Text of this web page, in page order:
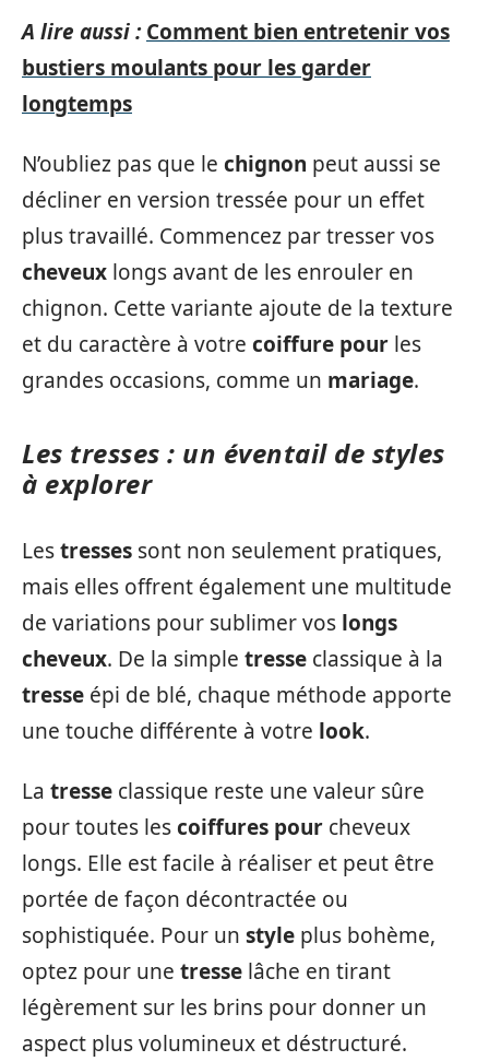
A lire aussi : Comment bien entretenir vos
bustiers moulants pour les garder
longtemps
N’oubliez pas que le chignon peut aussi se
décliner en version tressée pour un effet
plus travaillé. Commencez par tresser vos
cheveux longs avant de les enrouler en
chignon. Cette variante ajoute de la texture
et du caractère à votre coiffure pour les
grandes occasions, comme un mariage.
Les tresses : un éventail de styles
à explorer
Lestresses sont non seulement pratiques,
mais elles offrent également une multitude
de variations pour sublimer vos longs
cheveux. De la simple tresse classique à la
tresse épi de blé, chaque méthode apporte
une touche différente à votre look.
La tresse classique reste une valeur sûre
pour toutes lescoiffures pour cheveux
longs. Elle est facile à réaliser et peut être
portée de façon décontractée ou
sophistiquée. Pour un style plus bohème,
optez pour une tresse lâche en tirant
légèrement sur les brins pour donner un
aspect plus volumineux et déstructuré.